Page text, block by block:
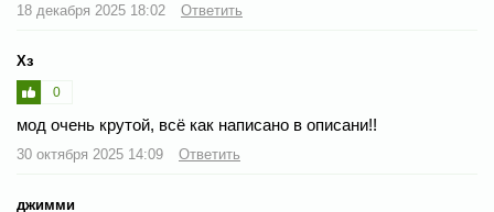
18 декабря 2025 18:02 Ответить
Хз
0
мод очень крутой, всё как написано в описани!!
30 октября 2025 14:09 Ответить
джимми